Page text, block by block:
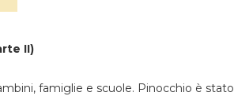
II)
famiglie e scuole. Pinocchio è stato